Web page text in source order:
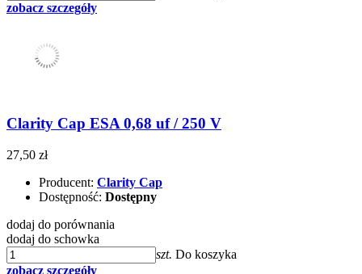
zobacz szczegóły
Clarity Cap ESA 0,68 uf / 250 V
27,50 zł
Producent: Clarity Cap
Dostępność: Dostępny
dodaj do porównania
dodaj do schowka
szt. Do koszyka
zobacz szczegóły